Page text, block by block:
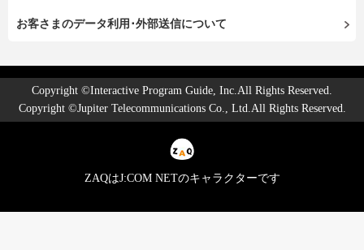
お客さまのデータ利用･外部送信について
Copyright ©Interactive Program Guide, Inc.All Rights Reserved.
Copyright ©Jupiter Telecommunications Co., Ltd.All Rights Reserved.
ZAQはJ:COM NETのキャラクターです